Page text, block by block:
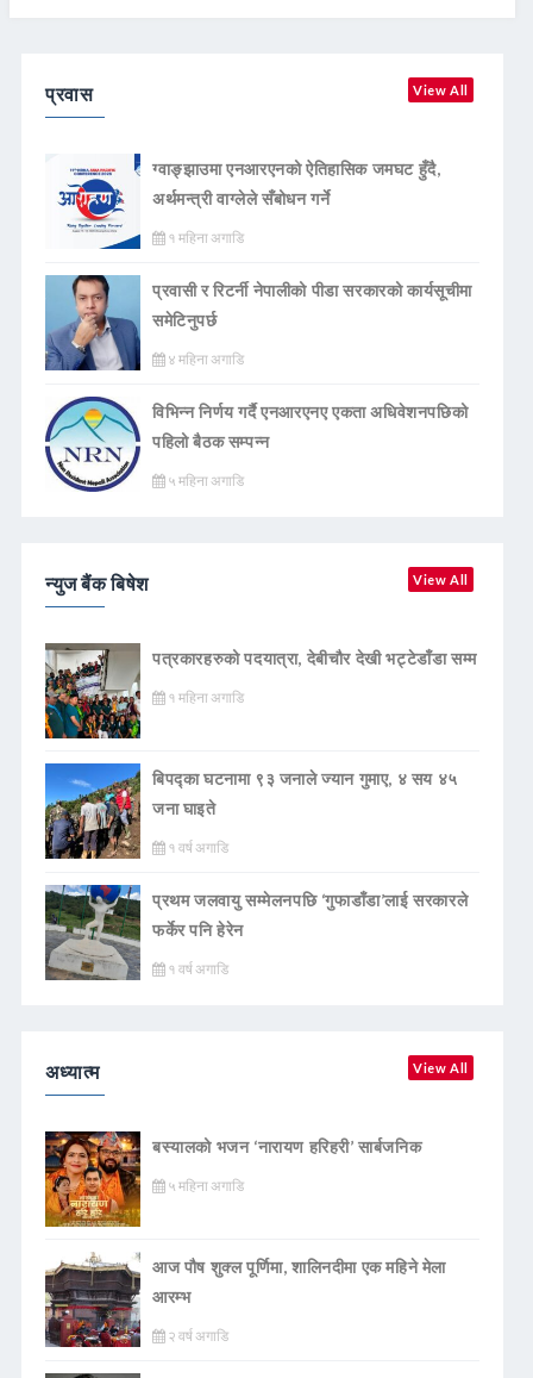
प्रवास View All
ग्वाङ्झाउमा एनआरएनको ऐतिहासिक जमघट हुँदै,
अर्थमन्त्री वाग्लेले सँबोधन गर्ने
१ महिना अगाडि
प्रवासी र रिटर्नी नेपालीको पीडा सरकारको कार्यसूचीमा
समेटिनुपर्छ
४ महिना अगाडि
विभिन्न निर्णय गर्दै एनआरएनए एकता अधिवेशनपछिको
पहिलो बैठक सम्पन्न
५ महिना अगाडि
न्युज बैंक बिषेश View All
पत्रकारहरुको पदयात्रा, देबीचौर देखी भट्टेडाँडा सम्म
१ महिना अगाडि
बिपद्का घटनामा ९३ जनाले ज्यान गुमाए, ४ सय ४५
जना घाइते
१ वर्ष अगाडि
प्रथम जलवायु सम्मेलनपछि ‘गुफाडाँडा’लाई सरकारले
फर्केर पनि हेरेन
१ वर्ष अगाडि
अध्यात्म View All
बस्यालको भजन ‘नारायण हरिहरी’ सार्बजनिक
५ महिना अगाडि
आज पौष शुक्ल पूर्णिमा, शालिनदीमा एक महिने मेला
आरम्भ
२ वर्ष अगाडि